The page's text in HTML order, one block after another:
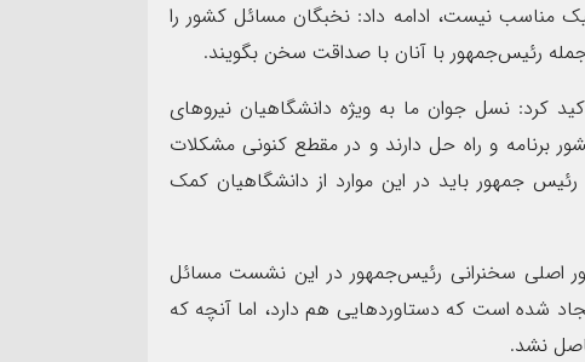
مناسب نیست، ادامه داد: نخبگان مسائل کشور را
جمله رئیس‌جمهور با آنان با صداقت سخن بگویند.
کرد: نسل جوان ما به ویژه دانشگاهیان نیروهای
برنامه و راه حل دارند و در مقطع کنونی مشکلات
جمهور باید در این موارد از دانشگاهیان کمک
اصلی سخنرانی رئیس‌جمهور در این نشست مسائل
شده است که دستاوردهایی هم دارد، اما آنچه که
نشد.